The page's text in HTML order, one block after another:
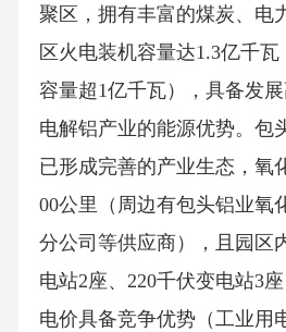
聚区，拥有丰富的煤炭、电
区火电装机容量达1.3亿千
容量超1亿千瓦），具备发
电解铝产业的能源优势。包
已形成完善的产业生态，氧
00公里（周边有包头铝业氧
分公司等供应商），且园区
电站2座、220千伏变电站3
电价具备竞争优势（工业用